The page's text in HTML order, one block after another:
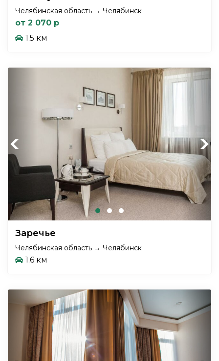
Челябинская область → Челябинск
от 2 070 р
1.5 км
Previous Next
Заречье
Челябинская область → Челябинск
1.6 км